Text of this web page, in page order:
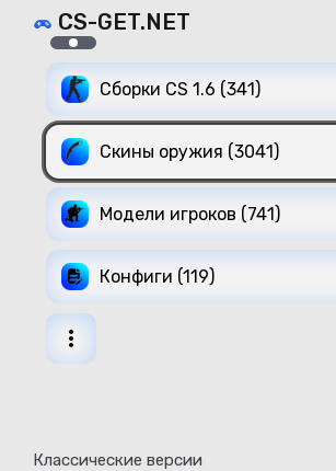
CS-GET.NET
Сборки CS 1.6 (341)
Скины оружия (3041)
Модели игроков (741)
Конфиги (119)
Классические версии